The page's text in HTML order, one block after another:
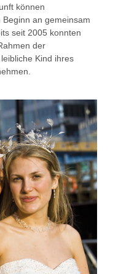
können
an gemeinsam
seit 2005 konnten
der
Kind ihres